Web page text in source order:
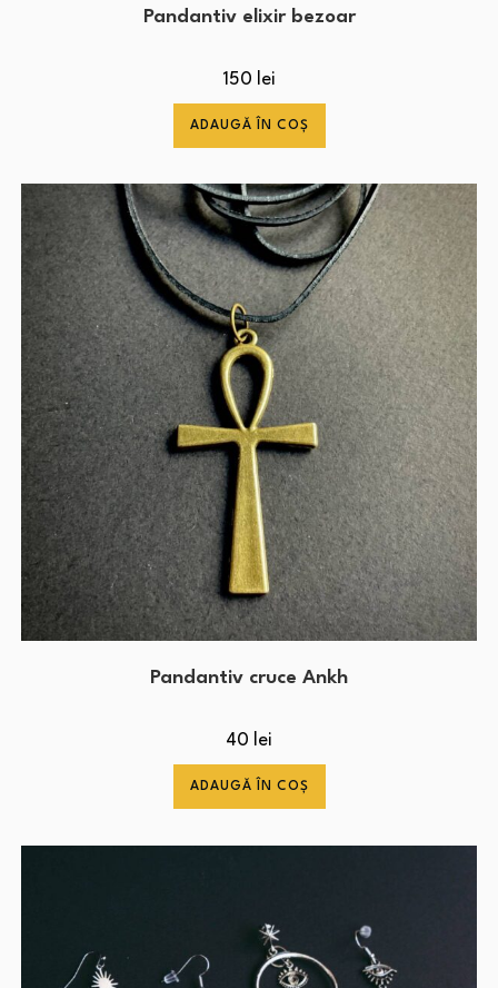
Pandantiv elixir bezoar
150 lei
ADAUGĂ ÎN COȘ
Pandantiv cruce Ankh
40 lei
ADAUGĂ ÎN COȘ